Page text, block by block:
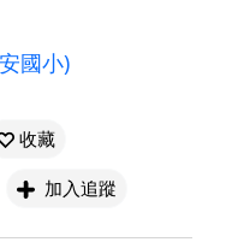
國小)
收藏
加入追蹤